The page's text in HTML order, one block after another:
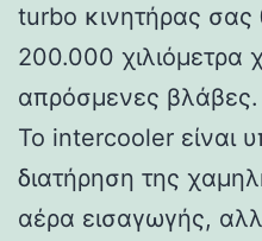
turbo κινητήρας σας
200.000 χιλιόμετρα
απρόσμενες βλάβες.
Το intercooler είναι
διατήρηση της
αέρα εισαγωγής,